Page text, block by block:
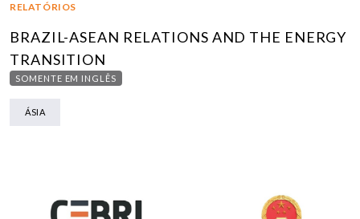
RELATÓRIOS
BRAZIL-ASEAN RELATIONS AND THE ENERGY
TRANSITION
SOMENTE EM INGLÊS
ÁSIA